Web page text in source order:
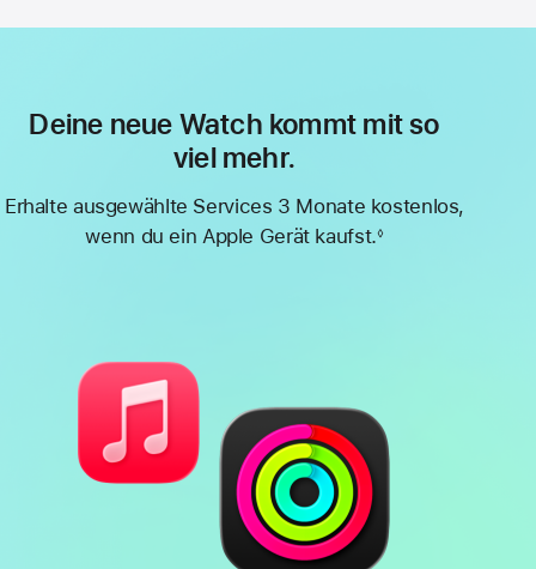
Deine neue Watch kommt mit so
viel mehr.
Erhalte ausgewählte Services 3 Monate kostenlos,
wenn du ein Apple Gerät kaufst.◊